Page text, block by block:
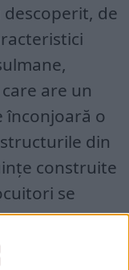
de
are un
înconjoară o
din
construite
se